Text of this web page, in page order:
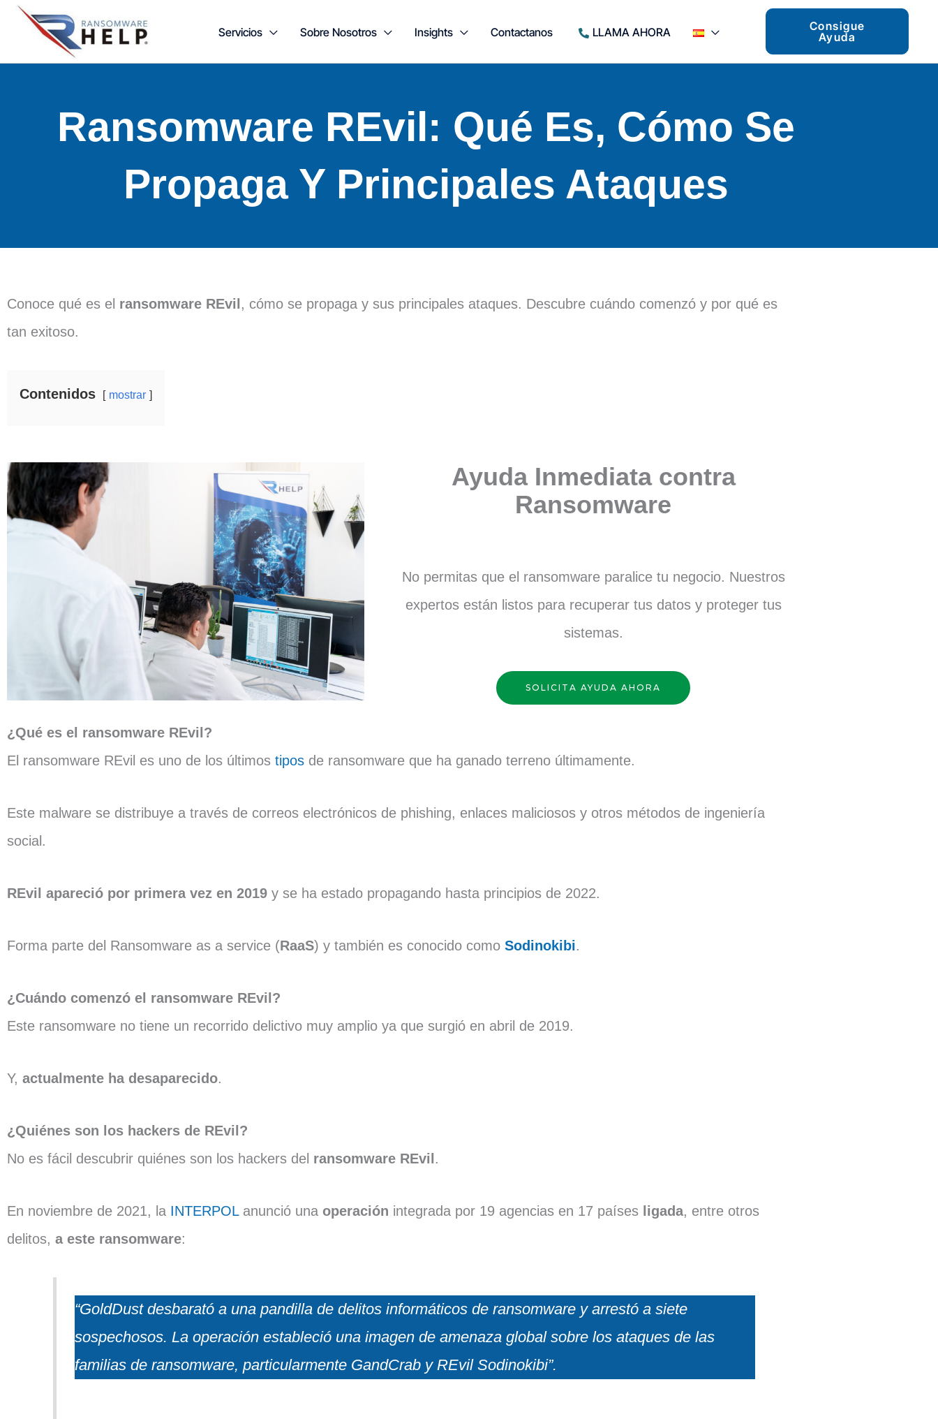
Servicios Sobre Nosotros Insights Contactanos LLAMA AHORA
Consigue
Ayuda
Ransomware REvil: Qué Es, Cómo Se
Propaga Y Principales Ataques
Conoce qué es el ransomware REvil , cómo se propaga y sus principales ataques. Descubre cuándo comenzó y por qué es
tan exitoso.
Contenidos mostrar
Ayuda Inmediata contra
Ransomware
No permitas que el ransomware paralice tu negocio. Nuestros
expertos están listos para recuperar tus datos y proteger tus
sistemas.
SOLICITA AYUDA AHORA
¿Qué es el ransomware REvil?
El ransomware REvil es uno de los últimos tipos de ransomware que ha ganado terreno últimamente.
Este malware se distribuye a través de correos electrónicos de phishing, enlaces maliciosos y otros métodos de ingeniería
social.
REvil apareció por primera vez en 2019 y se ha estado propagando hasta principios de 2022.
Forma parte del Ransomware as a service (RaaS) y también es conocido como Sodinokibi.
¿Cuándo comenzó el ransomware REvil?
Este ransomware no tiene un recorrido delictivo muy amplio ya que surgió en abril de 2019.
Y, actualmente ha desaparecido.
¿Quiénes son los hackers de REvil?
No es fácil descubrir quiénes son los hackers del ransomware REvil .
En noviembre de 2021, la INTERPOLanunció una operación integrada por 19 agencias en 17 países ligada, entre otros
delitos, a este ransomware:
“GoldDust desbarató a una pandilla de delitos informáticos de ransomware y arrestó a siete
sospechosos. La operación estableció una imagen de amenaza global sobre los ataques de las
familias de ransomware, particularmente GandCrab y REvil Sodinokibi”.